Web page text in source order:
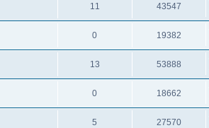
11 43547
0 19382
13 53888
0 18662
5 27570